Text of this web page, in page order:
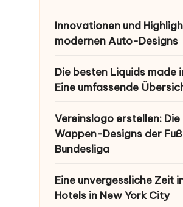
Innovationen und
modernen Auto-Designs
Die besten Liquids made
Eine umfassende
Vereinslogo erstellen:
Wappen-Designs der
Bundesliga
Eine unvergessliche Zeit
Hotels in New York City